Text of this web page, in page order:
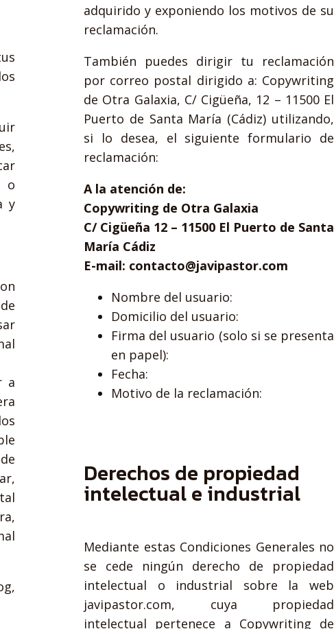
o
y
a
adquirido y exponiendo los motivos de su
reclamación.
También puedes dirigir tu reclamación
por correo postal dirigido a: Copywriting
de Otra Galaxia, C/ Cigüeña, 12 – 11500 El
Puerto de Santa María (Cádiz) utilizando,
si lo desea, el siguiente formulario de
reclamación:
A la atención de:
Copywriting de Otra Galaxia
C/ Cigüeña 12 – 11500 El Puerto de Santa
María Cádiz
E-mail: contacto@javipastor.com
Nombre del usuario:
Domicilio del usuario:
Firma del usuario (solo si se presenta
en papel):
Fecha:
Motivo de la reclamación:
Derechos de propiedad
intelectual e industrial
Mediante estas Condiciones Generales no
se cede ningún derecho de propiedad
intelectual o industrial sobre la web
javipastor.com, cuya propiedad
intelectual pertenece a Copywriting de